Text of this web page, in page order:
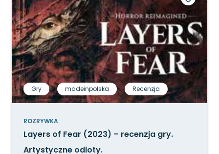
Gry madeinpolska Recenzja
ROZRYWKA
Layers of Fear (2023) – recenzja gry.
Artystyczne odloty.